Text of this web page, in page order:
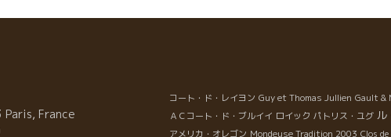
ン愛好家に逢って、彼らの
いた葡萄をすべて一緒の発
つまり、白葡萄も赤葡萄
、この“桜島”
ド・ラ・ボルドのサバニャンをやった。 造
Marechal ジュリアン・マレシャルは一か月
来たばかり。 人間的にも優しく、じっくり
Paris, France
コート・ド・レイヨン Guy et Thomas Jullien Gault &
ＡＣコート・ド・ブルイイ ロイック パトリス・ユグ ル
アメリカ・オレゴン Mondeuse Tradition 2003 Clos